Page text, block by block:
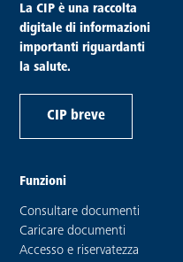
piè di pagina
La CIP è una raccolta
digitale di informazioni
importanti riguardanti
la salute.
CIP breve
Funzioni
Consultare documenti
Caricare documenti
Accesso e riservatezza